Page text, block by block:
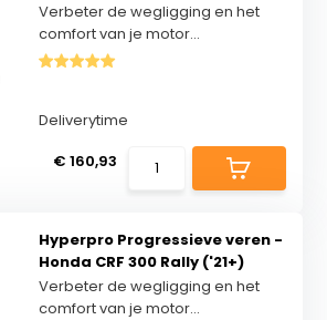
Verbeter de wegligging en het
comfort van je motor...
Deliverytime
€ 160,93
Hyperpro Progressieve veren -
Honda CRF 300 Rally ('21+)
Verbeter de wegligging en het
comfort van je motor...